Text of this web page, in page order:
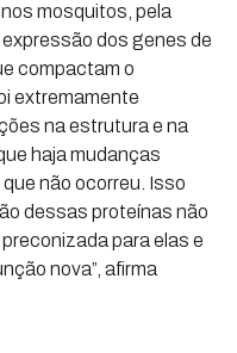
mosquitos, pela
expressão dos genes de
compactam o
extremamente
na estrutura e na
haja mudanças
não ocorreu. Isso
dessas proteínas não
para elas e
nova”, afirma